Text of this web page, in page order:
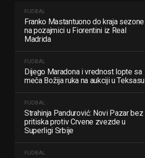
FUDBAL
Franko Mastantuono do kraja sezone
na pozajmici u Fiorentini iz Real
Madrida
FUDBAL
Dijego Maradona i vrednost lopte sa
meča Božija ruka na aukciji u Teksasu
FUDBAL
Strahinja Pandurović: Novi Pazar bez
pritiska protiv Crvene zvezde u
Superligi Srbije
FUDBAL